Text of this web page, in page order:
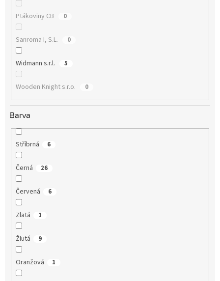
Ptákoviny CB 0
Sanroma I, S.L. 0
Widmann s.r.l. 5
Wooden Knight s.r.o. 0
Barva
Stříbrná 6
Černá 26
Červená 6
Zlatá 1
Žlutá 9
Oranžová 1